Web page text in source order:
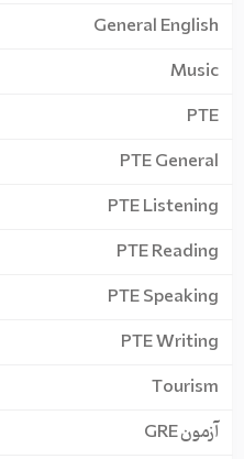
General English
Music
PTE
PTE General
PTE Listening
PTE Reading
PTE Speaking
PTE Writing
Tourism
آزمون GRE